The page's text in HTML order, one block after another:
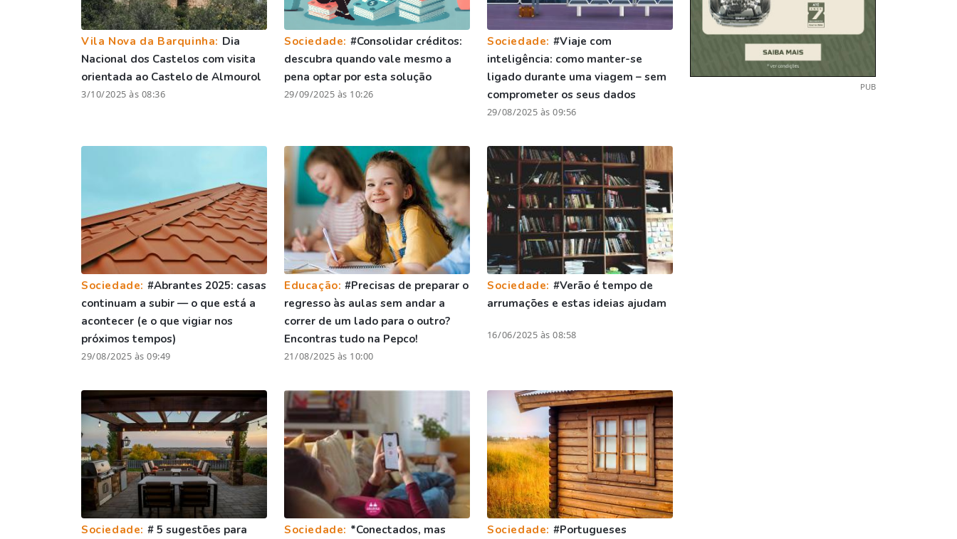
Vila Nova da Barquinha: Dia
Nacional dos Castelos com visita
orientada ao Castelo de Almourol
3/10/2025 às 08:36
Sociedade: #Consolidar créditos:
descubra quando vale mesmo a
pena optar por esta solução
29/09/2025 às 10:26
Sociedade: #Viaje com
inteligência: como manter-se
ligado durante uma viagem – sem
comprometer os seus dados
29/08/2025 às 09:56
Sociedade: #Abrantes 2025: casas
continuam a subir — o que está a
acontecer (e o que vigiar nos
próximos tempos)
29/08/2025 às 09:49
Educação:#Precisas de preparar o
regresso às aulas sem andar a
correr de um lado para o outro?
Encontras tudo na Pepco!
21/08/2025 às 10:00
Sociedade: #Verão é tempo de
arrumações e estas ideias ajudam
16/06/2025 às 08:58
Sociedade: # 5 sugestões para
Sociedade: *Conectados, mas
Sociedade: #Portugueses
PUB